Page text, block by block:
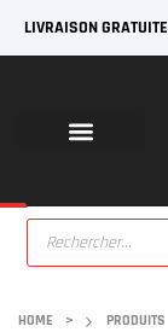
LIVRAISON GRATUITE
HOME > PRODUITS